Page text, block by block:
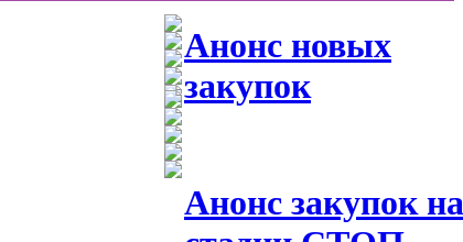
Анонс новых
закупок
Анонс закупок на